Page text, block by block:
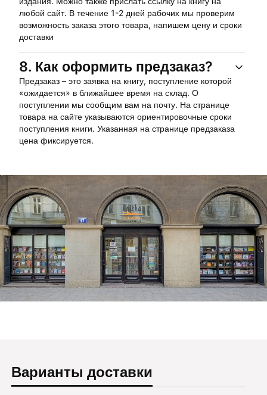
любой сайт. В течение 1-2 дней рабочих мы проверим
возможность заказа этого товара, напишем цену и сроки
доставки
8. Как оформить предзаказ?
Предзаказ – это заявка на книгу, поступление которой
«ожидается» в ближайшее время на склад. О
поступлении мы сообщим вам на почту. На странице
товара на сайте указываются ориентировочные сроки
поступления книги. Указанная на странице предзаказа
цена фиксируется.
Варианты доставки